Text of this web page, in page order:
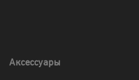
Аксессуары